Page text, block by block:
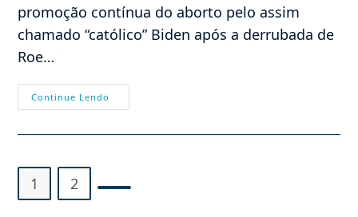
promoção contínua do aborto pelo assim
chamado “católico” Biden após a derrubada de
Roe…
Continue Lendo
Arcebispo
Condena
Biden
1 2